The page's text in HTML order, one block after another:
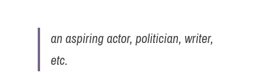
an aspiring actor, politician, writer,
etc.